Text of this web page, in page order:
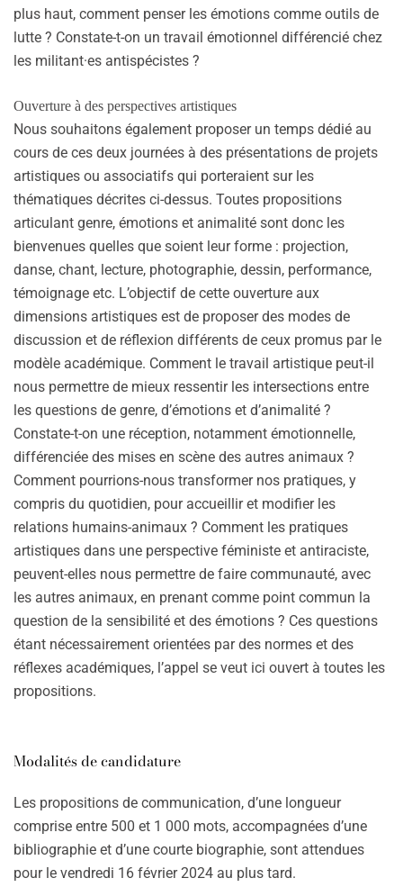
plus haut, comment penser les émotions comme outils de
lutte ? Constate-t-on un travail émotionnel différencié chez
les militant·es antispécistes ?
Ouverture à des perspectives artistiques
Nous souhaitons également proposer un temps dédié au
cours de ces deux journées à des présentations de projets
artistiques ou associatifs qui porteraient sur les
thématiques décrites ci-dessus. Toutes propositions
articulant genre, émotions et animalité sont donc les
bienvenues quelles que soient leur forme : projection,
danse, chant, lecture, photographie, dessin, performance,
témoignage etc. L’objectif de cette ouverture aux
dimensions artistiques est de proposer des modes de
discussion et de réflexion différents de ceux promus par le
modèle académique. Comment le travail artistique peut-il
nous permettre de mieux ressentir les intersections entre
les questions de genre, d’émotions et d’animalité ?
Constate-t-on une réception, notamment émotionnelle,
différenciée des mises en scène des autres animaux ?
Comment pourrions-nous transformer nos pratiques, y
compris du quotidien, pour accueillir et modifier les
relations humains-animaux ? Comment les pratiques
artistiques dans une perspective féministe et antiraciste,
peuvent-elles nous permettre de faire communauté, avec
les autres animaux, en prenant comme point commun la
question de la sensibilité et des émotions ? Ces questions
étant nécessairement orientées par des normes et des
réflexes académiques, l’appel se veut ici ouvert à toutes les
propositions.
Modalités de candidature
Les propositions de communication, d’une longueur
comprise entre 500 et 1 000 mots, accompagnées d’une
bibliographie et d’une courte biographie, sont attendues
pour le vendredi 16 février 2024 au plus tard.